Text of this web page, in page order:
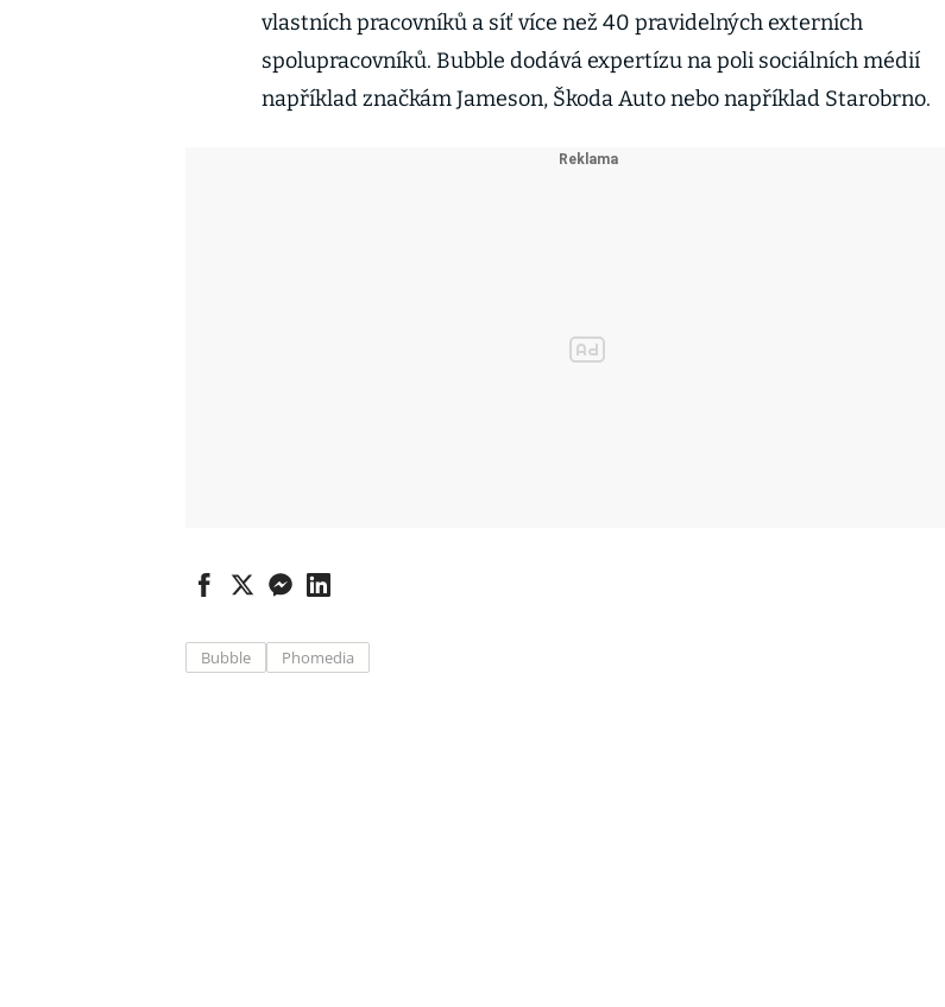
vlastních pracovníků a síť více než 40 pravidelných externích
spolupracovníků. Bubble dodává expertízu na poli sociálních médií
například značkám Jameson, Škoda Auto nebo například Starobrno.
Bubble Phomedia